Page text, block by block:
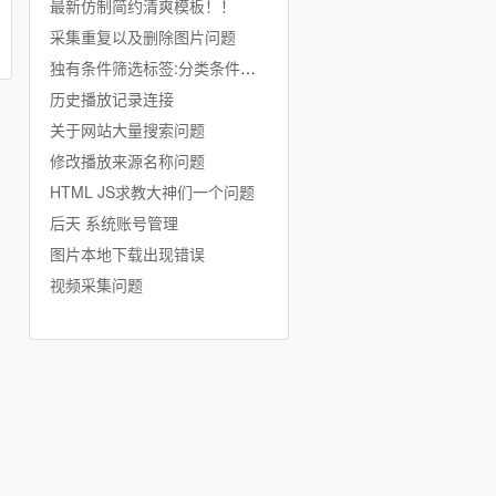
最新仿制简约清爽模板！！
采集重复以及删除图片问题
独有条件筛选标签:分类条件标签
历史播放记录连接
关于网站大量搜索问题
修改播放来源名称问题
HTML JS求教大神们一个问题
后天 系统账号管理
图片本地下载出现错误
视频采集问题